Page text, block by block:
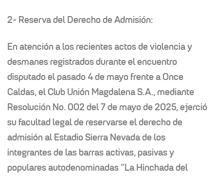
2- Reserva del Derecho de Admisión:
En atención a los recientes actos de violencia y
desmanes registrados durante el encuentro
disputado el pasado 4 de mayo frente a Once
Caldas, el Club Unión Magdalena S.A., mediante
Resolución No. 002 del 7 de mayo de 2025, ejerció
su facultad legal de reservarse el derecho de
admisión al Estadio Sierra Nevada de los
integrantes de las barras activas, pasivas y
populares autodenominadas “La Hinchada del